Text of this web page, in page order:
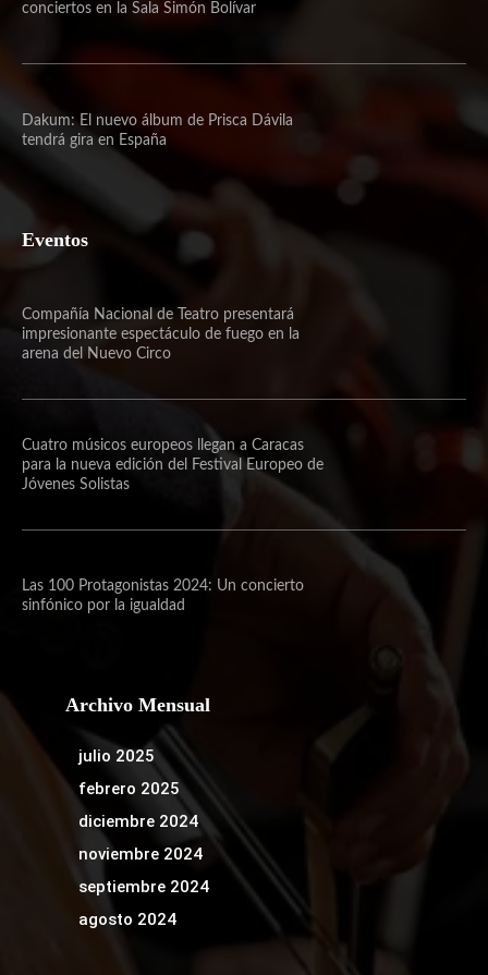
conciertos en la Sala Simón Bolívar
Dakum: El nuevo álbum de Prisca Dávila
tendrá gira en España
Eventos
Compañía Nacional de Teatro presentará
impresionante espectáculo de fuego en la
arena del Nuevo Circo
Cuatro músicos europeos llegan a Caracas
para la nueva edición del Festival Europeo de
Jóvenes Solistas
Las 100 Protagonistas 2024: Un concierto
sinfónico por la igualdad
Archivo Mensual
julio 2025
febrero 2025
diciembre 2024
noviembre 2024
septiembre 2024
agosto 2024